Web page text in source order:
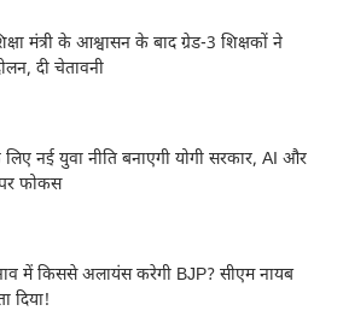
मंत्री के आश्वासन के बाद ग्रेड-3 शिक्षकों ने
दी चेतावनी
नई युवा नीति बनाएगी योगी सरकार, AI और
पर फोकस
में किससे अलायंस करेगी BJP? सीएम नायब
दिया!